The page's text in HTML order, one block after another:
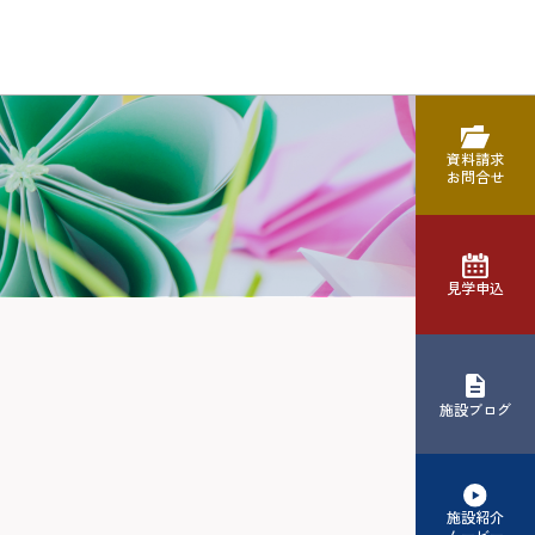
資料請求
お問合せ
見学申込
施設ブログ
施設紹介